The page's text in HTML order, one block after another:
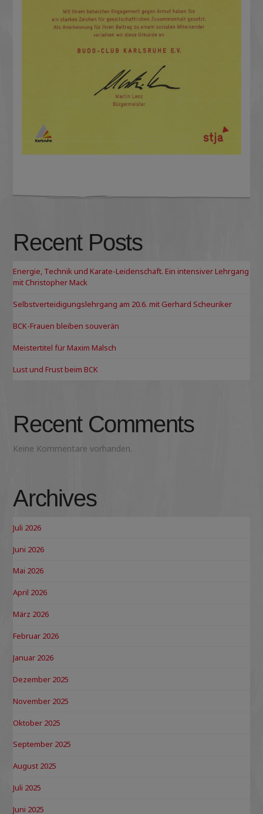
Recent Posts
Energie, Technik und Karate-Leidenschaft. Ein intensiver Lehrgang
mit Christopher Mack
Selbstverteidigungslehrgang am 20.6. mit Gerhard Scheuriker
BCK-Frauen bleiben souverän
Meistertitel für Maxim Malsch
Lust und Frust beim BCK
Recent Comments
Keine Kommentare vorhanden.
Archives
Juli 2026
Juni 2026
Mai 2026
April 2026
März 2026
Februar 2026
Januar 2026
Dezember 2025
November 2025
Oktober 2025
September 2025
August 2025
Juli 2025
Juni 2025